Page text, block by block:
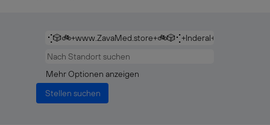
Mehr Optionen anzeigen